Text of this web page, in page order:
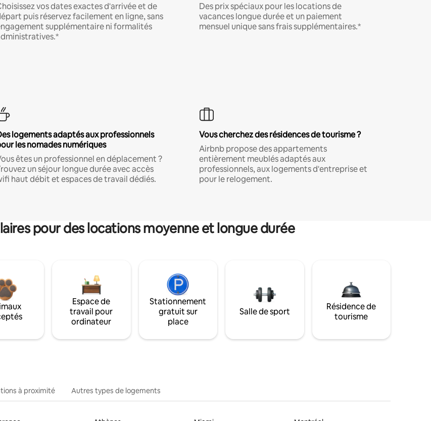
vos dates exactes d'arrivée et de
puis réservez facilement en ligne, sans
supplémentaire ni formalités
Des prix spéciaux pour les locations de
vacances longue durée et un paiement
mensuel unique sans frais supplémentaires.*
logements adaptés aux professionnels
les nomades numériques
êtes un professionnel en déplacement ?
un séjour longue durée avec accès
haut débit et espaces de travail dédiés.
Vous cherchez des résidences de tourisme ?
Airbnb propose des appartements
entièrement meublés adaptés aux
professionnels, aux logements d'entreprise et
pour le relogement.
pour des locations moyenne et longue durée
Espace de
travail pour
ordinateur
Stationnement
gratuit sur
place
Salle de sport
Résidence de
tourisme
à proximité Autres types de logements